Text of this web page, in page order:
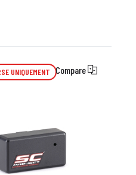
UNIQUEMENT Compare